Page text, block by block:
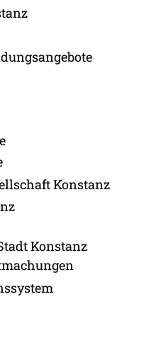
Konstanz
Konstanz